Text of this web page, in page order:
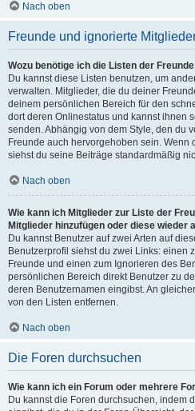
Nach oben
Freunde und ignorierte
Wozu benötige ich die Listen der
Du kannst diese Listen benutzen, um
verwalten. Mitglieder, die du deiner
deinem persönlichen Bereich für den
dort deren Onlinestatus und kannst ihnen
senden. Abhängig von dem Style, den du
Freunde auch hervorgehoben sein. Wenn
siehst du seine Beiträge standardmäßig
Nach oben
Wie kann ich Mitglieder zur Liste der
Mitglieder hinzufügen oder diese wieder
Du kannst Benutzer auf zwei Arten auf
Benutzerprofil siehst du zwei Links: einen
Freunde und einen zum Ignorieren des
persönlichen Bereich direkt Benutzer zu
deren Benutzernamen eingibst. An
von den Listen entfernen.
Nach oben
Die Foren durchsuchen
Wie kann ich ein Forum oder mehrere
Du kannst die Foren durchsuchen, indem